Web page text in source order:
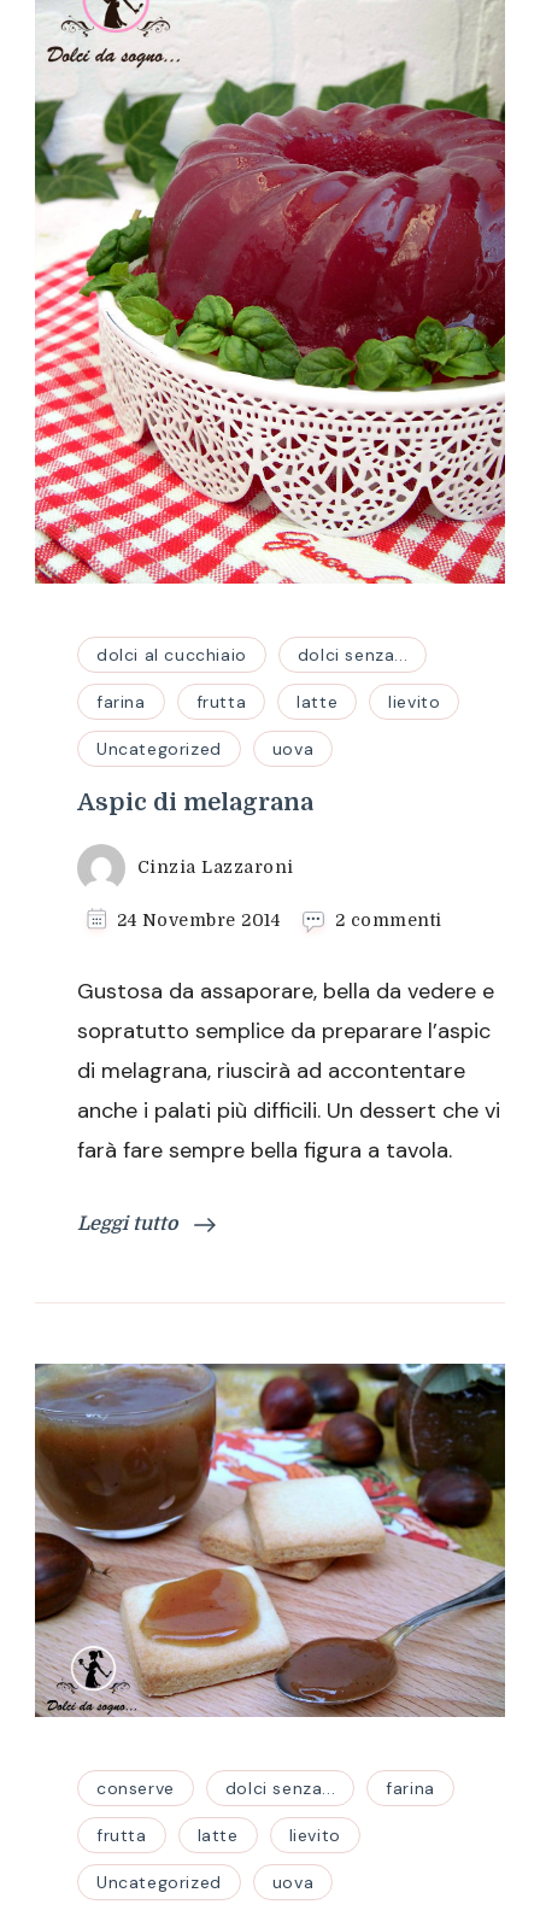
dolci al cucchiaio dolci senza...
farina frutta latte lievito
Uncategorized uova
Aspic di melagrana
Cinzia Lazzaroni
24 Novembre 2014 2 commenti
melagrana
Gustosa da assaporare, bella da vedere e
sopratutto semplice da preparare l’aspic
di melagrana, riuscirà ad accontentare
anche i palati più difficili. Un dessert che vi
farà fare sempre bella figura a tavola.
Leggi tutto
conserve dolci senza... farina
frutta latte lievito
Uncategorized uova